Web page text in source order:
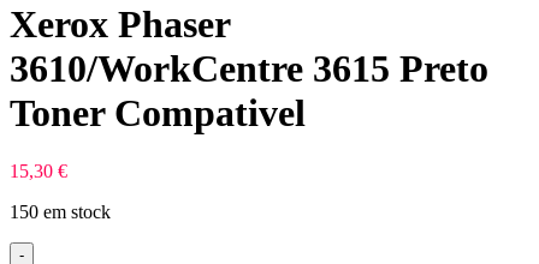
Xerox Phaser
3610/WorkCentre 3615 Preto
Toner Compativel
15,30 €
150 em stock
-